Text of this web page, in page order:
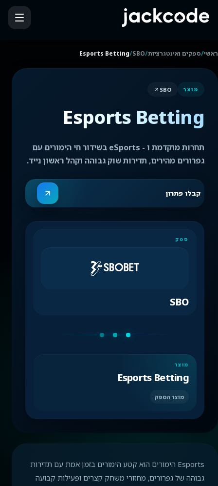
ראשי/ספקים ואינטגרציות/
SBO
/
Esports Betting
מוצר SBO
Esports Betting
תחרות מוקדמת ו - eSports בשידור חי הימורים עם
גפרורים מהירים, תדירות שוק גבוהה וקהל ראשון נייד.
קבלו פתרון
ספק
SBO
מוצר
Esports Betting
מוצר הספק
Esports הימורים הוא קטע הימורים בזמן אמת עם תדירות
גבוהה של גפרורים, מחזורי משחק קצרים ופעילות קבועה